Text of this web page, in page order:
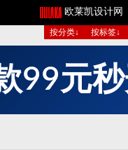
欧莱凯设计网
按分类↓
按标签↓
多 组